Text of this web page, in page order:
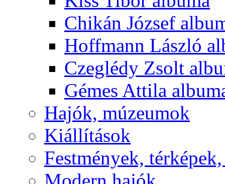
Chikán József
Hoffmann László
Czeglédy Zsolt
Gémes Attila
Hajók, múzeumok
Kiállítások
Festmények,